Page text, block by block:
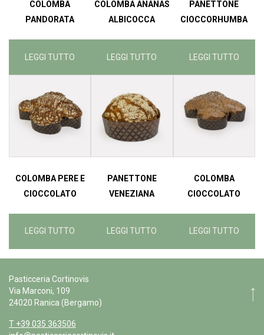
COLOMBA
PANDORATA
LEGGI TUTTO
COLOMBA ANANAS
ALBICOCCA
LEGGI TUTTO
PANETTONE
CIOCCORHUMBA
LEGGI TUTTO
COLOMBA PERE E
CIOCCOLATO
LEGGI TUTTO
PANETTONE
VENEZIANA
LEGGI TUTTO
COLOMBA
CIOCCOLATO
LEGGI TUTTO
Pasticceria Cortinovis
Via Marconi, 109
24020 Ranica (Bergamo)
T +39 035 363506